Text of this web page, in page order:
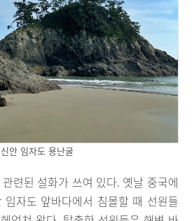
신안 임자도 용난굴
련된 설화가 쓰여 있다. 옛날 중국에
자도 앞바다에서 침몰할 때 선원들